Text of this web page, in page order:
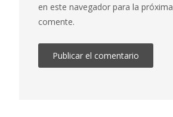
en este navegador para la
comente.